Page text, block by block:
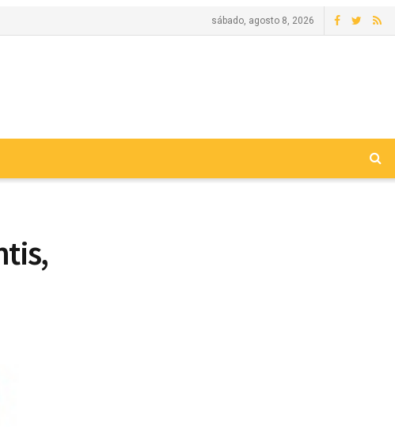
sábado, agosto 8, 2026